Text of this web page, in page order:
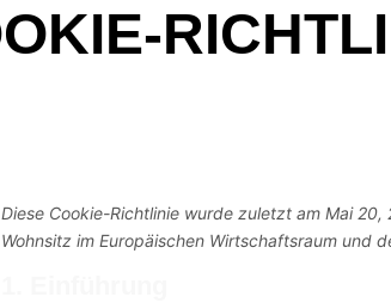
Diese Cookie-Richtlinie wurde zuletzt am Mai
Wohnsitz im Europäischen Wirtschaftsraum und